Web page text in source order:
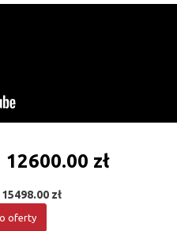
12600.00 zł
15498.00 zł
oferty